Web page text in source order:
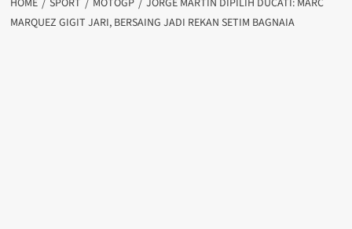
HOME SPORT MOTOGP
JORGE MARTIN DIPILIH DUCATI: MARC
MARQUEZ GIGIT JARI, BERSAING JADI REKAN SETIM BAGNAIA